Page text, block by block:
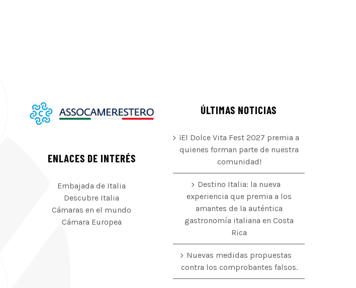
ENLACES DE INTERÉS
Embajada de Italia
Descubre Italia
Cámaras en el mundo
Cámara Europea
ÚLTIMAS NOTICIAS
¡El Dolce Vita Fest 2027 premia a
quienes forman parte de nuestra
comunidad!
Destino Italia: la nueva
experiencia que premia a los
amantes de la auténtica
gastronomía italiana en Costa
Rica
Nuevas medidas propuestas
contra los comprobantes falsos.